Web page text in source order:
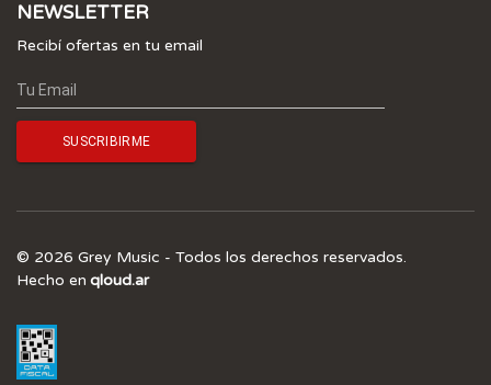
NEWSLETTER
Recibí ofertas en tu email
© 2026 Grey Music - Todos los derechos reservados.
Hecho en qloud.ar